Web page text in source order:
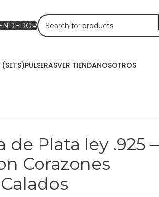
PULSERASVER TIENDANOSOTROS
de Plata ley .925 –
Corazones